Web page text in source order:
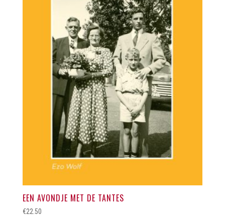
EEN AVONDJE MET DE TANTES
€22.50